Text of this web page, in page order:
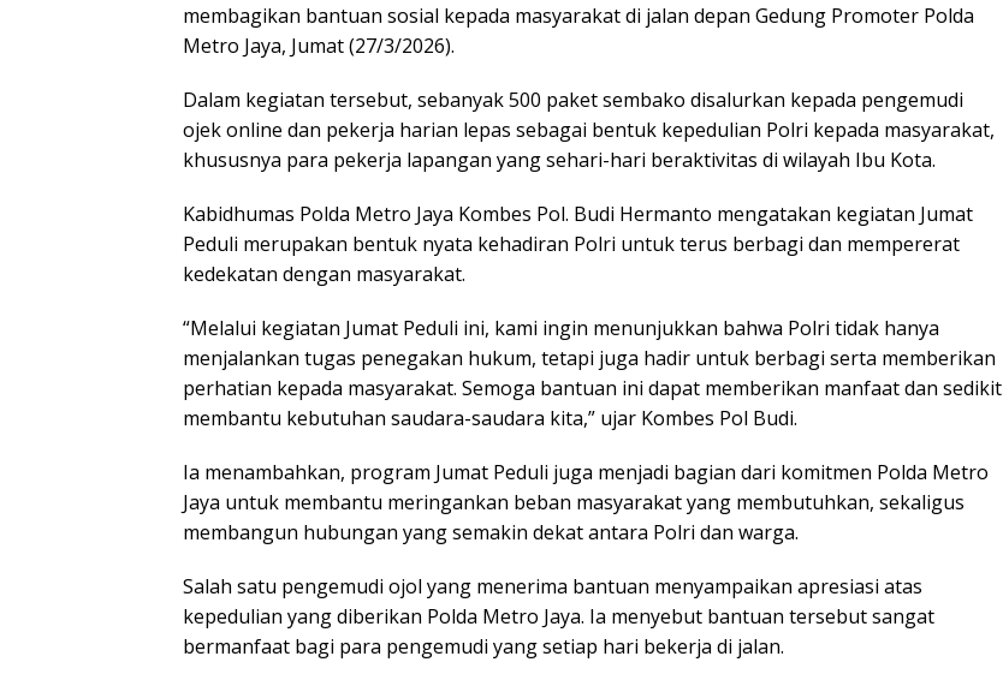
membagikan bantuan sosial kepada masyarakat di jalan depan Gedung Promoter Polda
Metro Jaya, Jumat (27/3/2026).
Dalam kegiatan tersebut, sebanyak 500 paket sembako disalurkan kepada pengemudi
ojek online dan pekerja harian lepas sebagai bentuk kepedulian Polri kepada masyarakat,
khususnya para pekerja lapangan yang sehari-hari beraktivitas di wilayah Ibu Kota.
Kabidhumas Polda Metro Jaya Kombes Pol. Budi Hermanto mengatakan kegiatan Jumat
Peduli merupakan bentuk nyata kehadiran Polri untuk terus berbagi dan mempererat
kedekatan dengan masyarakat.
“Melalui kegiatan Jumat Peduli ini, kami ingin menunjukkan bahwa Polri tidak hanya
menjalankan tugas penegakan hukum, tetapi juga hadir untuk berbagi serta memberikan
perhatian kepada masyarakat. Semoga bantuan ini dapat memberikan manfaat dan sedikit
membantu kebutuhan saudara-saudara kita,” ujar Kombes Pol Budi.
Ia menambahkan, program Jumat Peduli juga menjadi bagian dari komitmen Polda Metro
Jaya untuk membantu meringankan beban masyarakat yang membutuhkan, sekaligus
membangun hubungan yang semakin dekat antara Polri dan warga.
Salah satu pengemudi ojol yang menerima bantuan menyampaikan apresiasi atas
kepedulian yang diberikan Polda Metro Jaya. Ia menyebut bantuan tersebut sangat
bermanfaat bagi para pengemudi yang setiap hari bekerja di jalan.